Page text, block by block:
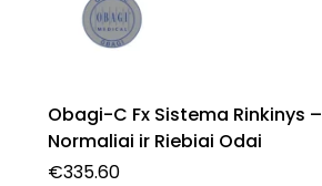
Obagi-C Fx Sistema Rinkinys –
Normaliai ir Riebiai Odai
€335.60